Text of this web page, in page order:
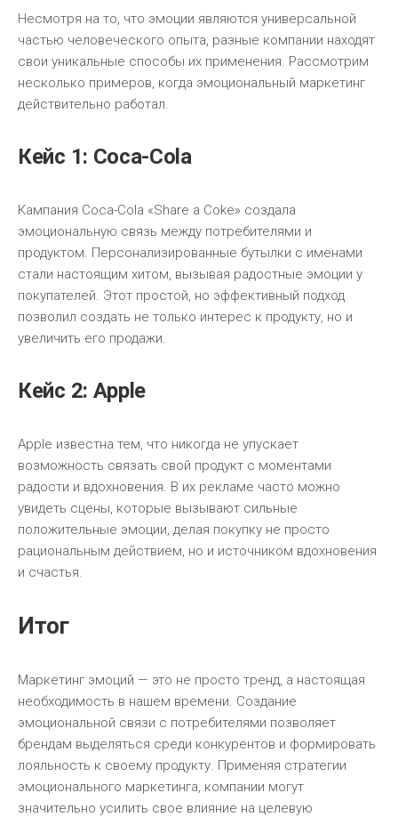
Несмотря на то, что эмоции являются универсальной
частью человеческого опыта, разные компании находят
свои уникальные способы их применения. Рассмотрим
несколько примеров, когда эмоциональный маркетинг
действительно работал.
Кейс 1: Coca-Cola
Кампания Coca-Cola «Share a Coke» создала
эмоциональную связь между потребителями и
продуктом. Персонализированные бутылки с именами
стали настоящим хитом, вызывая радостные эмоции у
покупателей. Этот простой, но эффективный подход
позволил создать не только интерес к продукту, но и
увеличить его продажи.
Кейс 2: Apple
Apple известна тем, что никогда не упускает
возможность связать свой продукт с моментами
радости и вдохновения. В их рекламе часто можно
увидеть сцены, которые вызывают сильные
положительные эмоции, делая покупку не просто
рациональным действием, но и источником вдохновения
и счастья.
Итог
Маркетинг эмоций — это не просто тренд, а настоящая
необходимость в нашем времени. Создание
эмоциональной связи с потребителями позволяет
брендам выделяться среди конкурентов и формировать
лояльность к своему продукту. Применяя стратегии
эмоционального маркетинга, компании могут
значительно усилить свое влияние на целевую